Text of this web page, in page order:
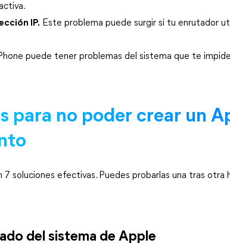
IP. Este problema puede surgir si tu enrutador
puede tener problemas del sistema que te
para no poder crear un
7 soluciones efectivas. Puedes probarlas una tras otra
del sistema de Apple